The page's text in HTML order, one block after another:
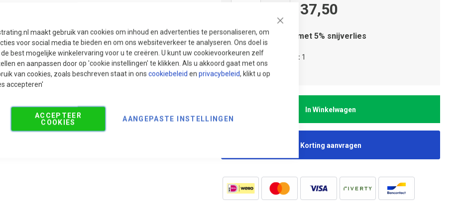
maakt gebruik van cookies om inhoud en advertenties te personaliseren, om
voor social media te bieden en om ons websiteverkeer te analyseren. Ons doel is
best mogelijke winkelervaring voor u te creëren. U kunt uw cookievoorkeuren zelf
en aanpassen door op 'cookie instellingen' te klikken. Als u akkoord gaat met ons
van cookies, zoals beschreven staat in ons cookiebeleid en privacybeleid, klikt u op
accepteren'
ACCEPTEER
COOKIES
AANGEPASTE INSTELLINGEN
37,50
Houd rekening met 5% snijverlies
Aantal verpakkingen
1
Aantal stuks
In Winkelwagen
Korting aanvragen